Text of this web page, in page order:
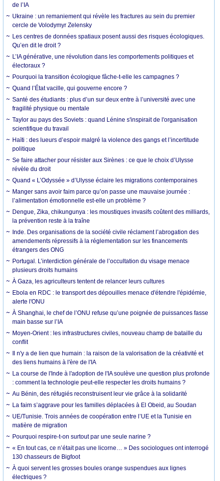
de l’IA
Ukraine : un remaniement qui révèle les fractures au sein du premier
cercle de Volodymyr Zelensky
Les centres de données spatiaux posent aussi des risques écologiques.
Qu’en dit le droit ?
L’IA générative, une révolution dans les comportements politiques et
électoraux ?
Pourquoi la transition écologique fâche-t-elle les campagnes ?
Quand l’État vacille, qui gouverne encore ?
Santé des étudiants : plus d’un sur deux entre à l’université avec une
fragilité physique ou mentale
Taylor au pays des Soviets : quand Lénine s'inspirait de l'organisation
scientifique du travail
Haïti : des lueurs d’espoir malgré la violence des gangs et l’incertitude
politique
Se faire attacher pour résister aux Sirènes : ce que le choix d’Ulysse
révèle du droit
Quand « L’Odyssée » d’Ulysse éclaire les migrations contemporaines
Manger sans avoir faim parce qu’on passe une mauvaise journée :
l’alimentation émotionnelle est-elle un problème ?
Dengue, Zika, chikungunya : les moustiques invasifs coûtent des milliards,
la prévention reste à la traîne
Inde. Des organisations de la société civile réclament l’abrogation des
amendements répressifs à la réglementation sur les financements
étrangers des ONG
Portugal. L’interdiction générale de l’occultation du visage menace
plusieurs droits humains
À Gaza, les agriculteurs tentent de relancer leurs cultures
Ebola en RDC : le transport des dépouilles menace d'étendre l'épidémie,
alerte l'ONU
À Shanghai, le chef de l’ONU refuse qu’une poignée de puissances fasse
main basse sur l’IA
Moyen-Orient : les infrastructures civiles, nouveau champ de bataille du
conflit
Il n'y a de lien que humain : la raison de la valorisation de la créativité et
des liens humains à l'ère de l'IA
La course de l'Inde à l'adoption de l'IA soulève une question plus profonde
: comment la technologie peut-elle respecter les droits humains ?
Au Bénin, des réfugiés reconstruisent leur vie grâce à la solidarité
La faim s’aggrave pour les familles déplacées à El Obeid, au Soudan
UE/Tunisie. Trois années de coopération entre l’UE et la Tunisie en
matière de migration
Pourquoi respire-t-on surtout par une seule narine ?
« En tout cas, ce n’était pas une licorne… » Des sociologues ont interrogé
130 chasseurs de Bigfoot
À quoi servent les grosses boules orange suspendues aux lignes
électriques ?